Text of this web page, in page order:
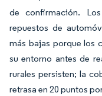
de confirmación.
repuestos de
más bajas porque los
su entorno antes de
rurales persisten; la
retrasa en 20 puntos